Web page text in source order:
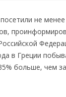
не
в Греции
больше, чем